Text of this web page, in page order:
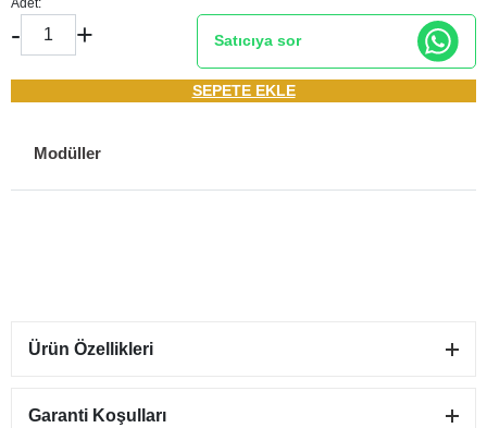
- + Satıcıya sor
SEPETE EKLE
Modüller
Ürün Özellikleri
Garanti Koşulları